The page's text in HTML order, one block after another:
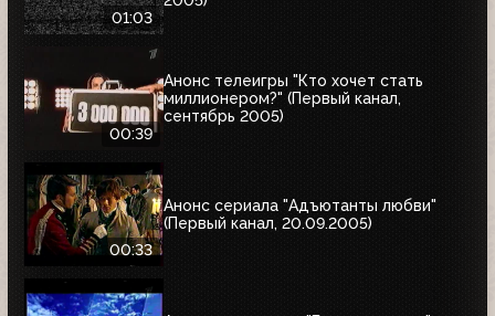
01:03
00:39
Анонс телеигры "Кто хочет стать
миллионером?" (Первый канал,
сентябрь 2005)
00:33
Анонс сериала "Адъютанты любви"
(Первый канал, 20.09.2005)